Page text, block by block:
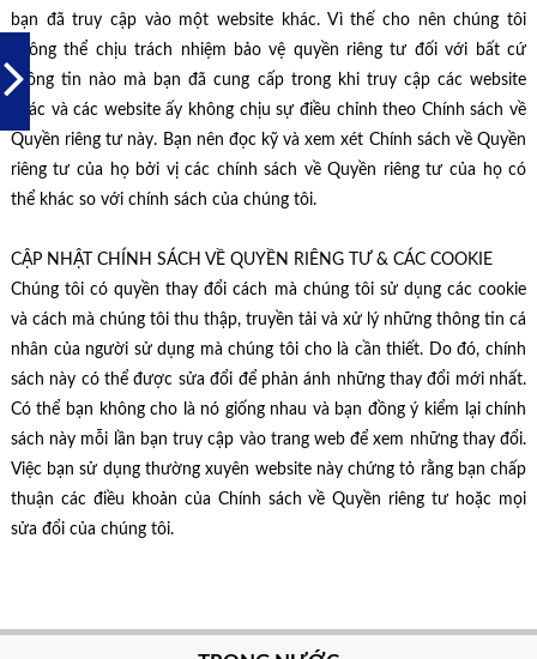
bạn đã truy cập vào một website khác. Vì thế cho nên chúng tôi
không thể chịu trách nhiệm bảo vệ quyền riêng tư đối với bất cứ
thông tin nào mà bạn đã cung cấp trong khi truy cập các website
khác và các website ấy không chịu sự điều chỉnh theo Chính sách về
Quyền riêng tư này. Bạn nên đọc kỹ và xem xét Chính sách về Quyền
riêng tư của họ bởi vị các chính sách về Quyền riêng tư của họ có
thể khác so với chính sách của chúng tôi.
CẬP NHẬT CHÍNH SÁCH VỀ QUYỀN RIÊNG TƯ & CÁC COOKIE
Chúng tôi có quyền thay đổi cách mà chúng tôi sử dụng các cookie
và cách mà chúng tôi thu thập, truyền tải và xử lý những thông tin cá
nhân của người sử dụng mà chúng tôi cho là cần thiết. Do đó, chính
sách này có thể được sửa đổi để phản ánh những thay đổi mới nhất.
Có thể bạn không cho là nó giống nhau và bạn đồng ý kiểm lại chính
sách này mỗi lần bạn truy cập vào trang web để xem những thay đổi.
Việc bạn sử dụng thường xuyên website này chứng tỏ rằng bạn chấp
thuận các điều khoản của Chính sách về Quyền riêng tư hoặc mọi
sửa đổi của chúng tôi.